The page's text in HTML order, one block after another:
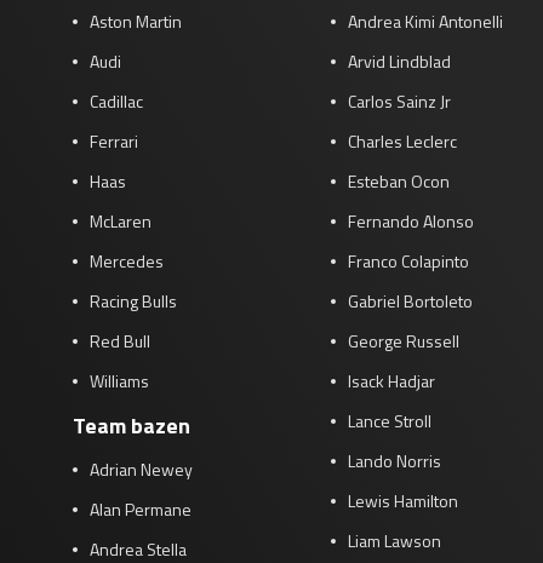
Aston Martin
Audi
Cadillac
Ferrari
Haas
McLaren
Mercedes
Racing Bulls
Red Bull
Williams
Team bazen
Adrian Newey
Alan Permane
Andrea Stella
Andrea Kimi Antonelli
Arvid Lindblad
Carlos Sainz Jr
Charles Leclerc
Esteban Ocon
Fernando Alonso
Franco Colapinto
Gabriel Bortoleto
George Russell
Isack Hadjar
Lance Stroll
Lando Norris
Lewis Hamilton
Liam Lawson